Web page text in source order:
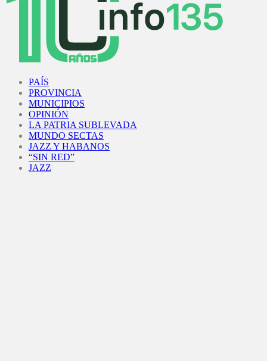
PAÍS
PROVINCIA
MUNICIPIOS
OPINIÓN
LA PATRIA SUBLEVADA
MUNDO SECTAS
JAZZ Y HABANOS
“SIN RED”
JAZZ